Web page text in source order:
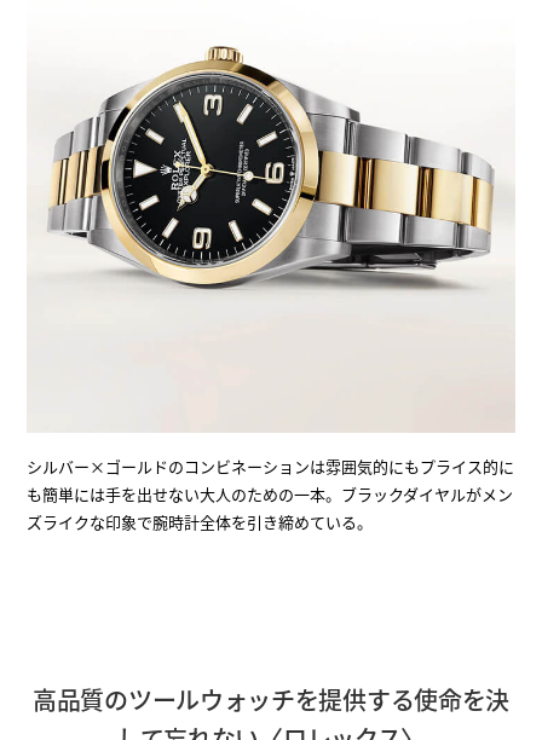
シルバー×ゴールドのコンビネーションは雰囲気的にもプライス的に
も簡単には手を出せない大人のための一本。ブラックダイヤルがメン
ズライクな印象で腕時計全体を引き締めている。
高品質のツールウォッチを提供する使命を決